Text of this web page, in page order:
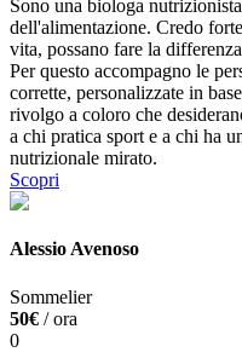
Sono una biologa
dell'alimentazione. Credo
vita, possano fare la
Per questo accompagno le
corrette, personalizzate in
rivolgo a coloro che
a chi pratica sport e a chi ha
nutrizionale mirato.
Scopri
Alessio Avenoso
Sommelier
50€ / ora
0